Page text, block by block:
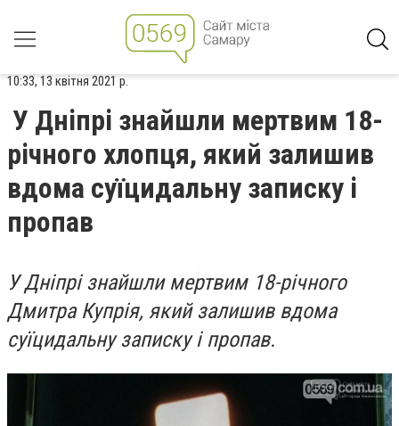
10:33, 13 квітня 2021 р.
У Дніпрі знайшли мертвим 18-
річного хлопця, який залишив
вдома суїцидальну записку і
пропав
У Дніпрі знайшли мертвим 18-річного
Дмитра Купрія, який залишив вдома
суїцидальну записку і пропав.